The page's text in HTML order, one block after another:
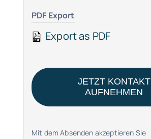
PDF Export
Export as PDF
JETZT KONTAKT
AUFNEHMEN
Mit dem Absenden akzeptieren Sie